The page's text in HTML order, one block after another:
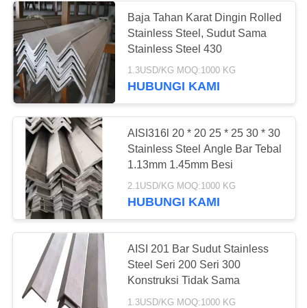
KUALITAS
HUBUNGI
KAMI
BERITA
PERMINTAAN
PENAWARAN
SITEMAP
PRIVACY
POLICY
304 Stainless Steel
Sheet
32
316 plat stainless
steel
Baja Tahan Karat Dingin Rolled
Stainless Steel, Sudut Sama
Stainless Steel 430
1.3USD/KG MOQ:1000 KG
HUBUNGI KAMI
AISI316l 20 * 20 25 * 25 30 * 30
Stainless Steel Angle Bar Tebal
1.13mm 1.45mm Besi
2.1USD/KG MOQ:1000 KG
HUBUNGI KAMI
AISI 201 Bar Sudut Stainless
Steel Seri 200 Seri 300
Konstruksi Tidak Sama
1.3USD/KG MOQ:1000 KG